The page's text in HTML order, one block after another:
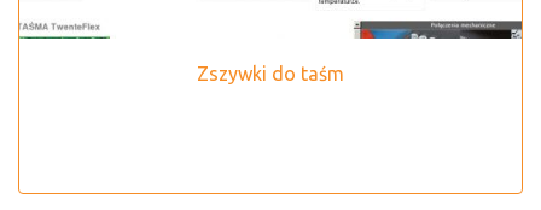
Zszywki do taśm